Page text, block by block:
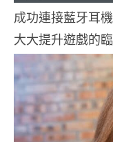
成功連接藍牙耳
大大提升遊戲的